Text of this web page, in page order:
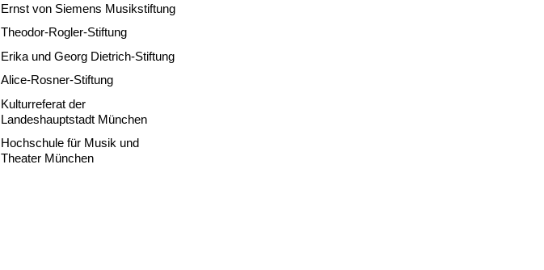
Ernst von Siemens Musikstiftung
Theodor-Rogler-Stiftung
Erika und Georg Dietrich-Stiftung
Alice-Rosner-Stiftung
Kulturreferat der
Landeshauptstadt München
Hochschule für Musik und
Theater München